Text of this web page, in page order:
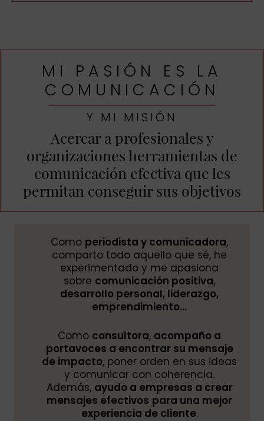
MI PASIÓN ES LA
COMUNICACIÓN
Y MI MISIÓN
Acercar a profesionales y
organizaciones herramientas de
comunicación efectiva que les
permitan conseguir sus objetivos
Como periodista y comunicadora,
comparto todo aquello que sé, he
experimentado y me apasiona
sobre comunicación positiva,
desarrollo personal, liderazgo,
emprendimiento…
Como consultora, acompaño a
portavoces a encontrar su mensaje
de impacto, poner orden en sus ideas
y comunicar con coherencia.
Además, ayudo a empresas a crear
mensajes efectivos para una mejor
experiencia de cliente.